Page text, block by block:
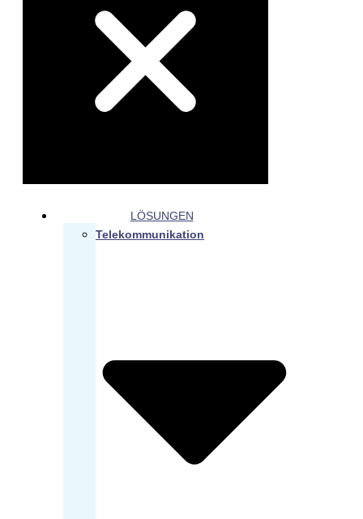
LÖSUNGEN
Telekommunikation